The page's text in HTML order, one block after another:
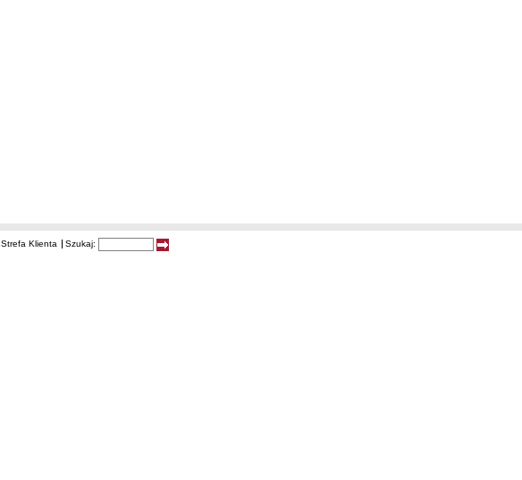
Strefa Klienta Szukaj: